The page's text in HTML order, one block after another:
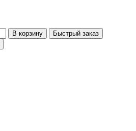
В корзину
Быстрый заказ